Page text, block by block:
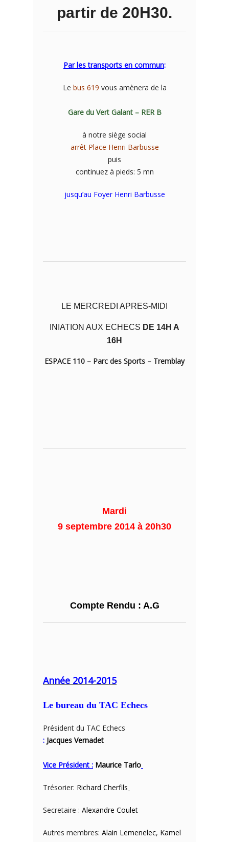
partir de 20H30.
Par les transports en commun:
Le bus 619 vous amènera de la
Gare du Vert Galant – RER B
à notre siège social
arrêt Place Henri Barbusse
puis
continuez à pieds: 5 mn
jusqu’au Foyer Henri Barbusse
LE MERCREDI APRES-MIDI
INIATION AUX ECHECS DE 14H A
16H
ESPACE 110 – Parc des Sports – Tremblay
Mardi
9 septembre 2014 à 20h30
Compte Rendu : A.G
Année 2014-2015
Le bureau du TAC Echecs
Président du TAC Echecs
: Jacques Vernadet
Vice Président : Maurice Tarlo
Trésorier: Richard Cherfils
Secretaire : Alexandre Coulet
Autres membres: Alain Lemenelec, Kamel